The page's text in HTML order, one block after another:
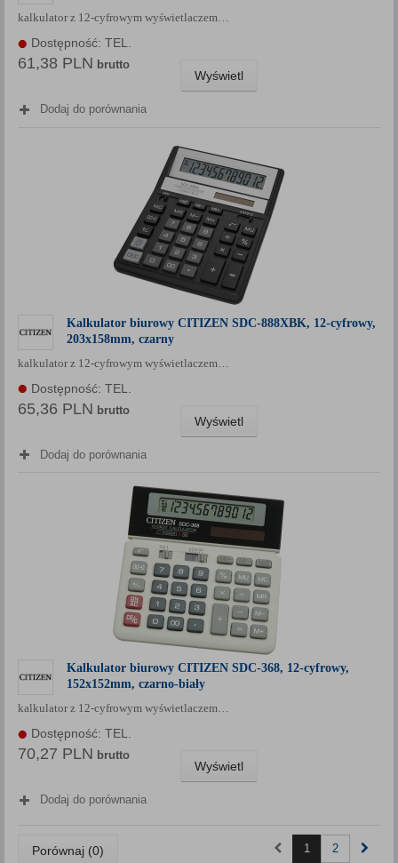
kalkulator z 12-cyfrowym wyświetlaczem…
Dostępność: TEL.
61,38 PLN brutto
Wyświetl
Dodaj do porównania
Kalkulator biurowy CITIZEN SDC-888XBK, 12-cyfrowy,
203x158mm, czarny
kalkulator z 12-cyfrowym wyświetlaczem…
Dostępność: TEL.
65,36 PLN brutto
Wyświetl
Dodaj do porównania
Kalkulator biurowy CITIZEN SDC-368, 12-cyfrowy,
152x152mm, czarno-biały
kalkulator z 12-cyfrowym wyświetlaczem…
Dostępność: TEL.
70,27 PLN brutto
Wyświetl
Dodaj do porównania
Porównaj (0) 1 2